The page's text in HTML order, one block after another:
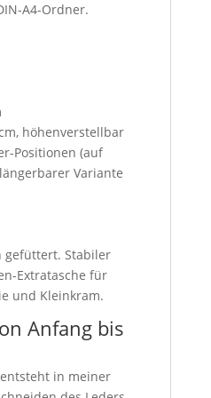
A4-Ordner.
höhenverstellbar
Positionen (auf
Variante
gefüttert. Stabiler
Extratasche für
und Kleinkram.
Anfang bis
in meiner